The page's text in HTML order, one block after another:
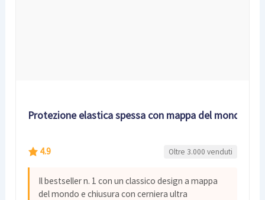
Protezione elastica spessa con mappa del mondo
4.9 Oltre 3.000 venduti
Il bestseller n. 1 con un classico design a mappa
del mondo e chiusura con cerniera ultra